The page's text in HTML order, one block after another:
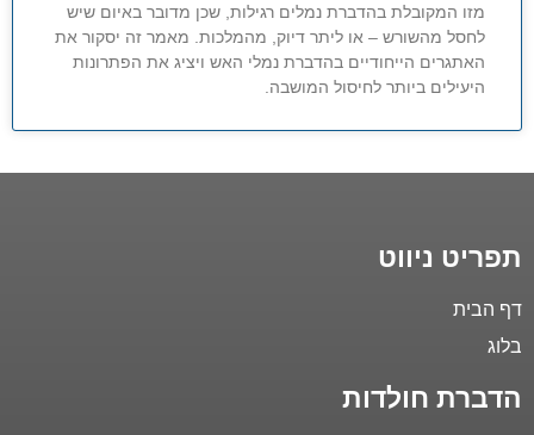
מזו המקובלת בהדברת נמלים רגילות, שכן מדובר באיום שיש
לחסל מהשורש – או ליתר דיוק, מהמלכות. מאמר זה יסקור את
האתגרים הייחודיים בהדברת נמלי האש ויציג את הפתרונות
היעילים ביותר לחיסול המושבה.
תפריט ניווט
דף הבית
בלוג
הדברת חולדות